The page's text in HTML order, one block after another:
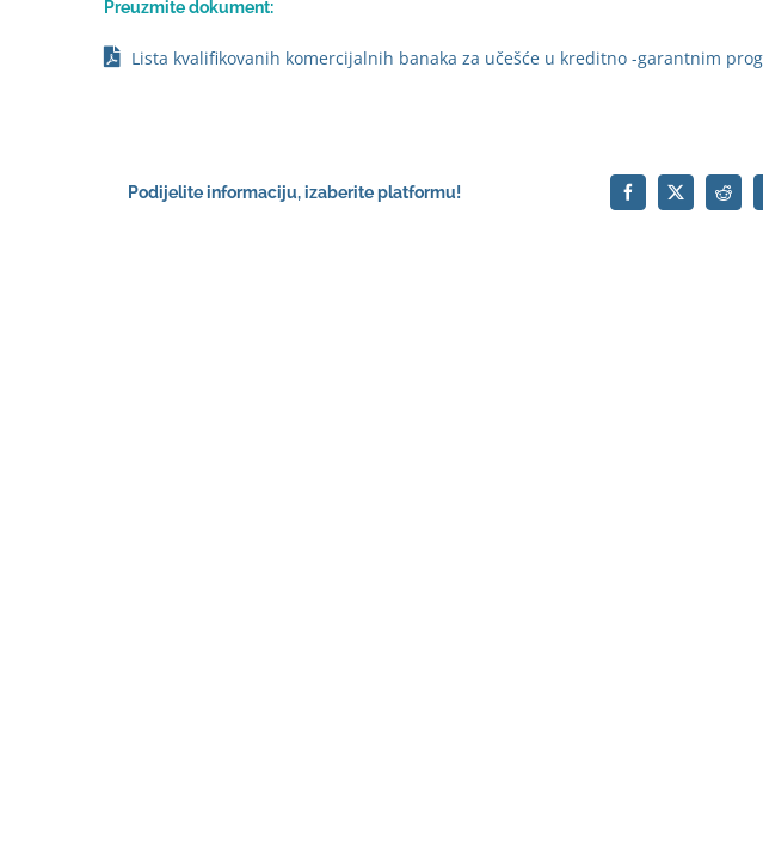
Preuzmite dokument:
Lista kvalifikovanih komercijalnih banaka za učešće u kreditno -garantnim
Podijelite informaciju, izaberite platformu!